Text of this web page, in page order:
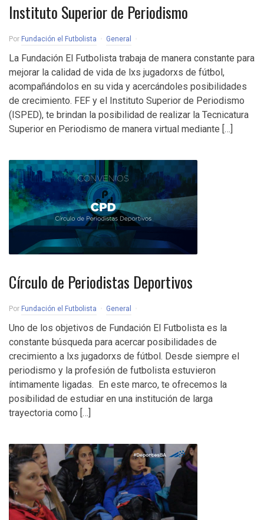
Instituto Superior de Periodismo
Por Fundación el Futbolista General
La Fundación El Futbolista trabaja de manera constante para
mejorar la calidad de vida de lxs jugadorxs de fútbol,
acompañándolos en su vida y acercándoles posibilidades
de crecimiento. FEF y el Instituto Superior de Periodismo
(ISPED), te brindan la posibilidad de realizar la Tecnicatura
Superior en Periodismo de manera virtual mediante […]
Círculo de Periodistas Deportivos
Por Fundación el Futbolista General
Uno de los objetivos de Fundación El Futbolista es la
constante búsqueda para acercar posibilidades de
crecimiento a lxs jugadorxs de fútbol. Desde siempre el
periodismo y la profesión de futbolista estuvieron
íntimamente ligadas. En este marco, te ofrecemos la
posibilidad de estudiar en una institución de larga
trayectoria como […]